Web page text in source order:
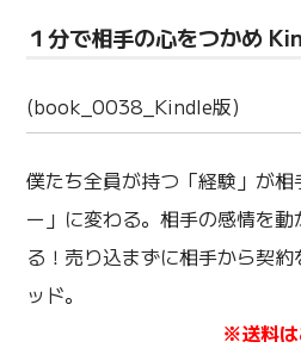
１分で相手の心をつかめ
(book_0038_Kindle版)
僕たち全員が持つ「経験」が
ー」に変わる。相手の感情を
る！売り込まずに相手から契
ッド。
※送料は